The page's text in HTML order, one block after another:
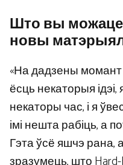
Што вы можаце
новы
«На дадзены
ёсць некаторыя ідэі,
некаторы час, і я
імі нешта рабіць, а
Гэта ўсё яшчэ